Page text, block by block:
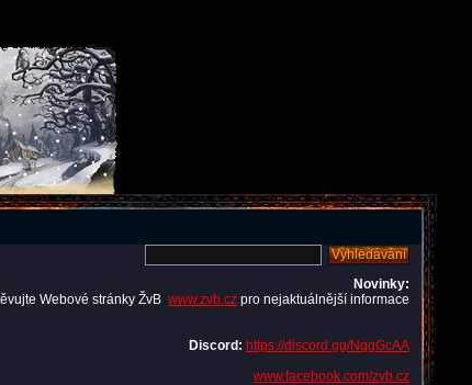
Novinky:
Webové stránky ŽvB www.zvb.cz pro nejaktuálnější informace
Discord: https://discord.gg/NqqGcAA
www.facebook.com/zvb.cz